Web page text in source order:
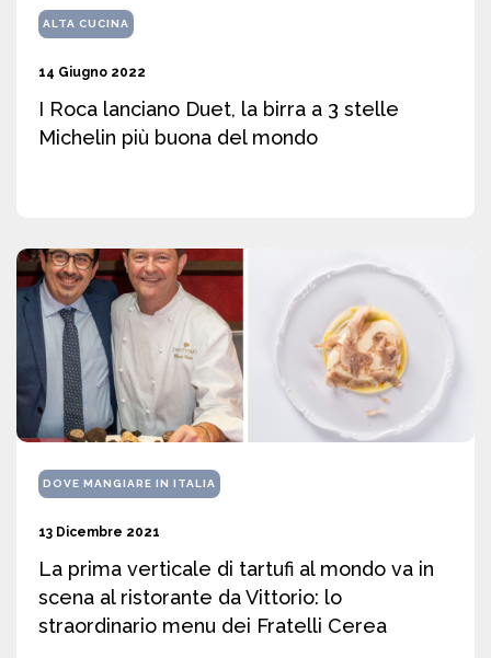
ALTA CUCINA
14 Giugno 2022
I Roca lanciano Duet, la birra a 3 stelle
Michelin più buona del mondo
DOVE MANGIARE IN ITALIA
13 Dicembre 2021
La prima verticale di tartufi al mondo va in
scena al ristorante da Vittorio: lo
straordinario menu dei Fratelli Cerea